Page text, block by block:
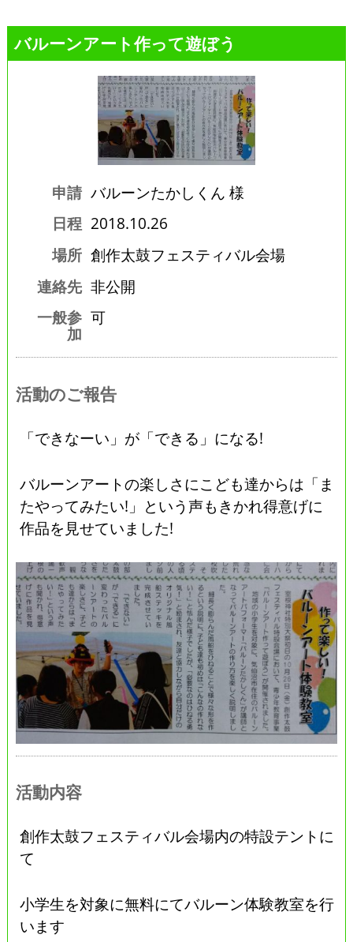
バルーンアート作って遊ぼう
申請 バルーンたかしくん 様
日程 2018.10.26
場所 創作太鼓フェスティバル会場
連絡先 非公開
一般参
加
可
活動のご報告
「できなーい」が「できる」になる!
バルーンアートの楽しさにこども達からは「ま
たやってみたい!」という声もきかれ得意げに
作品を見せていました!
活動内容
創作太鼓フェスティバル会場内の特設テントに
て
小学生を対象に無料にてバルーン体験教室を行
います